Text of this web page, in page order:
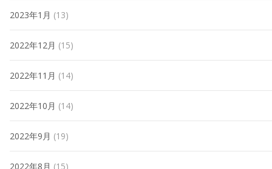
2023年1月 (13)
2022年12月 (15)
2022年11月 (14)
2022年10月 (14)
2022年9月 (19)
2022年8月 (15)